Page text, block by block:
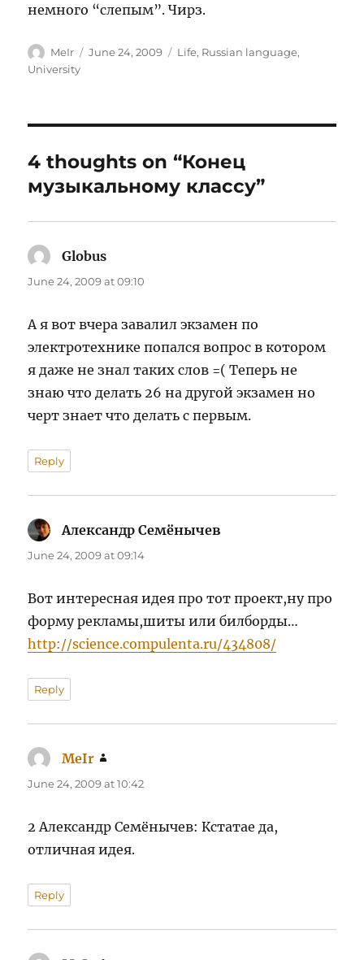
немного “слепым”. Чирз.
Author
MeIr
Posted
June 24, 2009 Categories
Life, Russian language,
University
4 thoughts on “Конец
музыкальному классу”
Globus
June 24, 2009 at 09:10
А я вот вчера завалил экзамен по
электротехнике попался вопрос в котором
я даже не знал таких слов =( Теперь не
знаю что делать 26 на другой экзамен но
черт знает что делать с первым.
Reply
Александр Семёнычев
June 24, 2009 at 09:14
Вот интересная идея про тот проект,ну про
форму рекламы,шиты или билборды…
http://science.compulenta.ru/434808/
Reply
MeIr
June 24, 2009 at 10:42
2 Александр Семёнычев: Кстатае да,
отличная идея.
Reply